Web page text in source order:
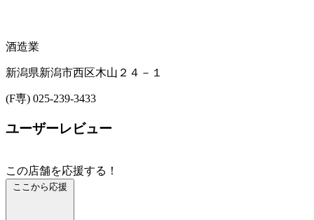
酒造業
新潟県新潟市西区木山２４－１
(F専) 025-239-3433
ユーザーレビュー
この店舗を応援する！
ここから応援